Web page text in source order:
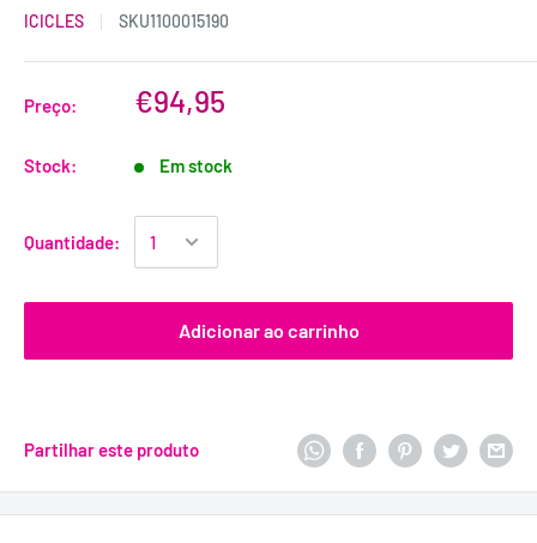
ICICLES SKU1100015190
Preço: €94,95
Stock: Em stock
Quantidade:
Adicionar ao carrinho
Partilhar este produto